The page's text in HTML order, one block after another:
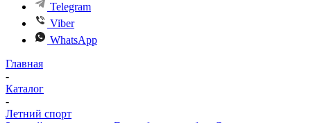
Telegram
Viber
WhatsApp
Главная
-
Каталог
-
Летний спорт